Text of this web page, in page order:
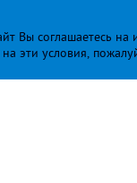
Вы соглашаетесь
эти условия,